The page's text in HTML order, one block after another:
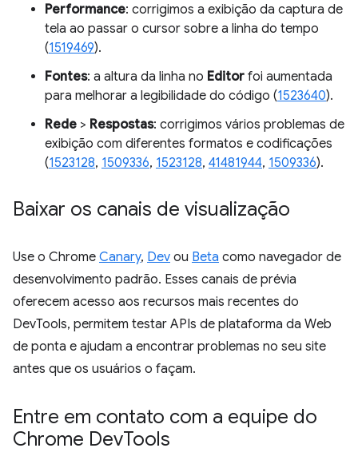
Performance: corrigimos a exibição da captura de
tela ao passar o cursor sobre a linha do tempo
(1519469).
Fontes: a altura da linha no Editor foi aumentada
para melhorar a legibilidade do código (1523640).
Rede > Respostas: corrigimos vários problemas de
exibição com diferentes formatos e codificações
(1523128, 1509336, 1523128, 41481944, 1509336).
Baixar os canais de visualização
Use o Chrome Canary, Dev ou Beta como navegador de
desenvolvimento padrão. Esses canais de prévia
oferecem acesso aos recursos mais recentes do
DevTools, permitem testar APIs de plataforma da Web
de ponta e ajudam a encontrar problemas no seu site
antes que os usuários o façam.
Entre em contato com a equipe do
Chrome DevTools